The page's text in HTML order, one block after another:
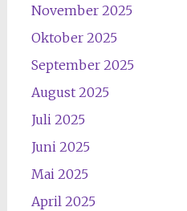
November 2025
Oktober 2025
September 2025
August 2025
Juli 2025
Juni 2025
Mai 2025
April 2025